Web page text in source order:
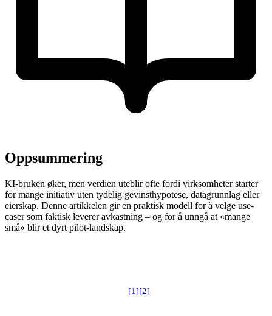
Oppsummering
KI-bruken øker, men verdien uteblir ofte fordi virksomheter starter
for mange initiativ uten tydelig gevinsthypotese, datagrunnlag eller
eierskap. Denne artikkelen gir en praktisk modell for å velge use-
caser som faktisk leverer avkastning – og for å unngå at «mange
små» blir et dyrt pilot-landskap.
[1][2]